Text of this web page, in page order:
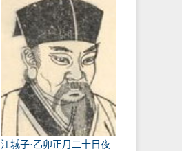
江城子·乙卯正月二十日夜